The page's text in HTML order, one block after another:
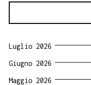
Luglio 2026
Giugno 2026
Maggio 2026